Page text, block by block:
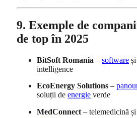
9. Exemple de
de top în 2025
BitSoft Romania – software și
intelligence
EcoEnergy Solutions –
soluții de energie verde
MedConnect – telemedicină